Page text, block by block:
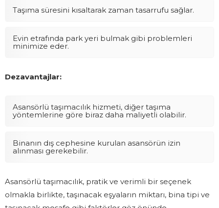
Taşıma süresini kısaltarak zaman tasarrufu sağlar.
Evin etrafında park yeri bulmak gibi problemleri
minimize eder.
Dezavantajlar:
Asansörlü taşımacılık hizmeti, diğer taşıma
yöntemlerine göre biraz daha maliyetli olabilir.
Binanın dış cephesine kurulan asansörün izin
alınması gerekebilir.
Asansörlü taşımacılık, pratik ve verimli bir seçenek
olmakla birlikte, taşınacak eşyaların miktarı, bina tipi ve